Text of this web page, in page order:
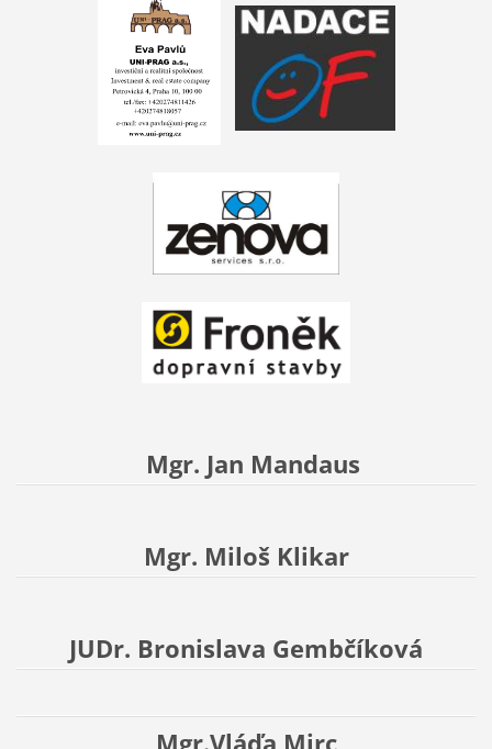
Mgr. Jan Mandaus
Mgr. Miloš Klikar
JUDr. Bronislava Gembčíková